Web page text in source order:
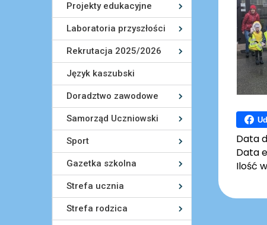
Data
Data
Ilość
Projekty edukacyjne
Laboratoria przyszłości
Rekrutacja 2025/2026
Język kaszubski
Doradztwo zawodowe
Samorząd Uczniowski
Sport
Gazetka szkolna
Strefa ucznia
Strefa rodzica